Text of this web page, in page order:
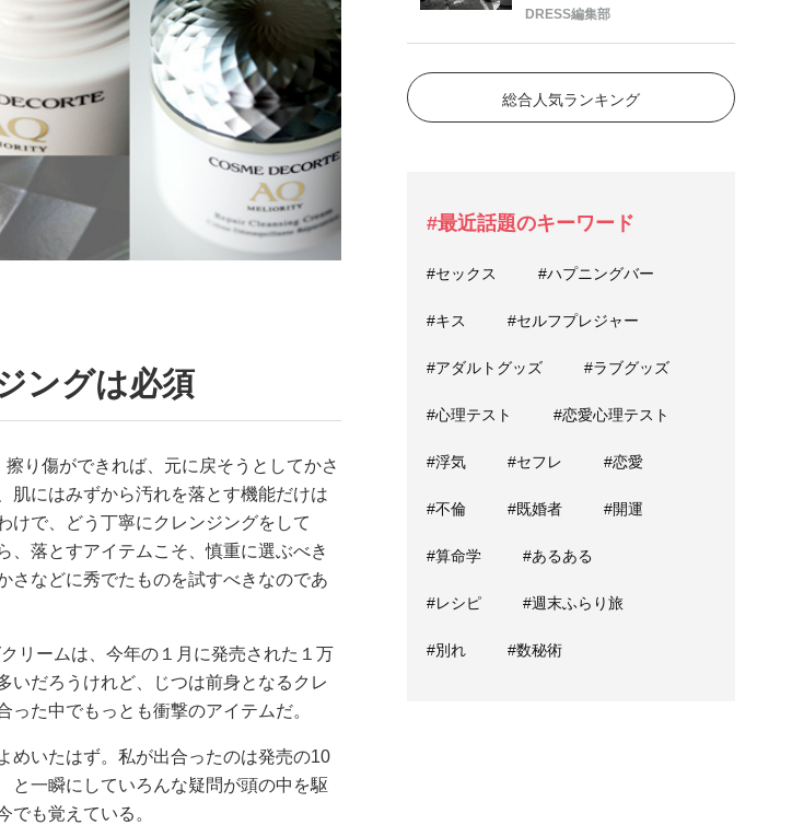
ングは必須
り傷ができれば、元に戻そうとしてかさ
肌にはみずから汚れを落とす機能だけは
けで、どう丁寧にクレンジングをして
、落とすアイテムこそ、慎重に選ぶべき
さなどに秀でたものを試すべきなのであ
リームは、今年の１月に発売された１万
いだろうけれど、じつは前身となるクレ
た中でもっとも衝撃のアイテムだ。
めいたはず。私が出合ったのは発売の10
一瞬にしていろんな疑問が頭の中を駆
も覚えている。
DRESS編集部
総合人気ランキング
#最近話題のキーワード
#セックス #ハプニングバー
#キス #セルフプレジャー
#アダルトグッズ #ラブグッズ
#心理テスト #恋愛心理テスト
#浮気 #セフレ #恋愛
#不倫 #既婚者 #開運
#算命学 #あるある
#レシピ #週末ふらり旅
#別れ #数秘術